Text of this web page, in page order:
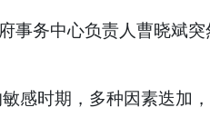
事务中心负责人曹晓斌
感时期，多种因素迭加